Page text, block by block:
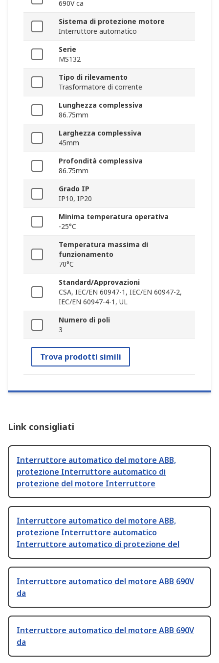
690V ca
Sistema di protezione motore
Interruttore automatico
Serie
MS132
Tipo di rilevamento
Trasformatore di corrente
Lunghezza complessiva
86.75mm
Larghezza complessiva
45mm
Profondità complessiva
86.75mm
Grado IP
IP10, IP20
Minima temperatura operativa
-25°C
Temperatura massima di
funzionamento
70°C
Standard/Approvazioni
CSA, IEC/EN 60947-1, IEC/EN 60947-2,
IEC/EN 60947-4-1, UL
Numero di poli
3
Trova prodotti simili
Link consigliati
Interruttore automatico del motore ABB,
protezione Interruttore automatico di
protezione del motore Interruttore
Interruttore automatico del motore ABB,
protezione Interruttore automatico
Interruttore automatico di protezione del
Interruttore automatico del motore ABB 690V
da
Interruttore automatico del motore ABB 690V
da